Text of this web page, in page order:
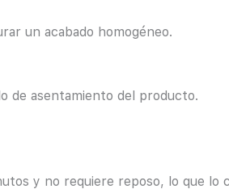
un acabado homogéneo.
de asentamiento del producto.
y no requiere reposo, lo que lo